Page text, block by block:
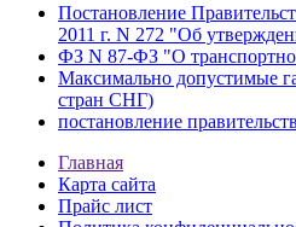
Постановление
2011 г. N 272 "Об
ФЗ N 87-ФЗ "О
Максимально допустимые
стран СНГ)
постановление
Главная
Карта сайта
Прайс лист